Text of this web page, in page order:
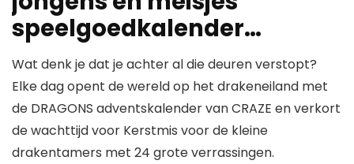
speelgoedkalender…
Wat denk je dat je achter al die deuren verstopt?
Elke dag opent de wereld op het drakeneiland met
de DRAGONS adventskalender van CRAZE en verkort
de wachttijd voor Kerstmis voor de kleine
drakentamers met 24 grote verrassingen.